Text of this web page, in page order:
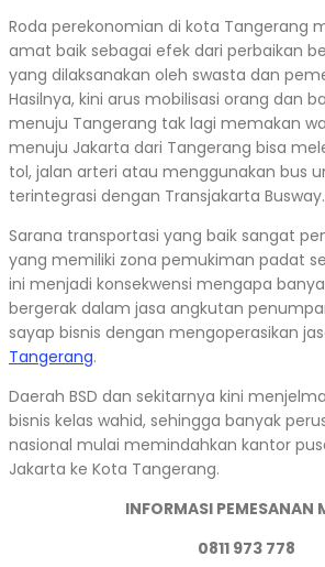
Roda perekonomian di kota Tangerang
amat baik sebagai efek dari perbaikan
yang dilaksanakan oleh swasta dan
Hasilnya, kini arus mobilisasi orang dan
menuju Tangerang tak lagi memakan
menuju Jakarta dari Tangerang bisa
tol, jalan arteri atau menggunakan bus
terintegrasi dengan Transjakarta Busway.
Sarana transportasi yang baik sangat
yang memiliki zona pemukiman padat
ini menjadi konsekwensi mengapa
bergerak dalam jasa angkutan
sayap bisnis dengan mengoperasikan
Tangerang.
Daerah BSD dan sekitarnya kini
bisnis kelas wahid, sehingga banyak
nasional mulai memindahkan kantor
Jakarta ke Kota Tangerang.
INFORMASI PEMESANAN
0811 973 778